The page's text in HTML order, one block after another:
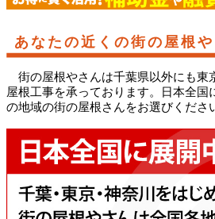
あなたの近くの街の屋根
街の屋根やさんは千葉県以外にも東
屋根工事を承っております。日本全国
の地域の街の屋根さんをお選びくださ